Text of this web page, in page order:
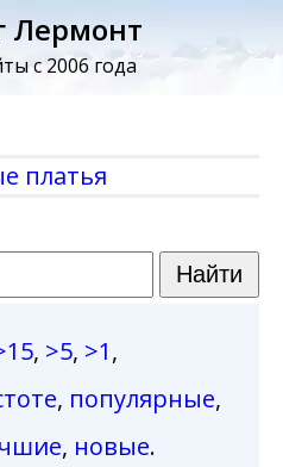
Лермонт
с 2006 года
платья
, >5, >1,
, популярные,
, новые.